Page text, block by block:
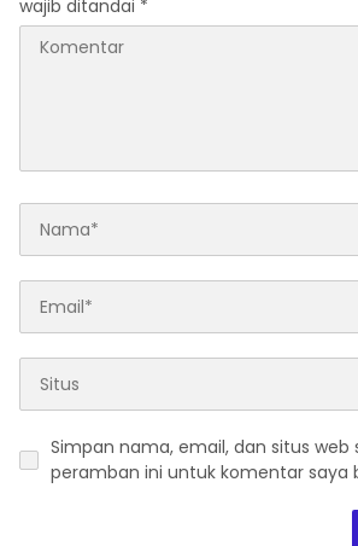
wajib ditandai *
Simpan nama, email, dan situs web
peramban ini untuk komentar saya